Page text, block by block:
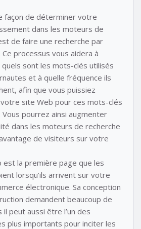
façon de déterminer votre
dans les moteurs de
de faire une recherche par
processus vous aidera à
sont les mots-clés utilisés
et à quelle fréquence ils
afin que vous puissiez
site Web pour ces mots-clés
Vous pourrez ainsi augmenter
dans les moteurs de recherche
de visiteurs sur votre
est la première page que les
lorsqu’ils arrivent sur votre
électronique. Sa conception
demandent beaucoup de
il peut aussi être l’un des
plus importants pour inciter les